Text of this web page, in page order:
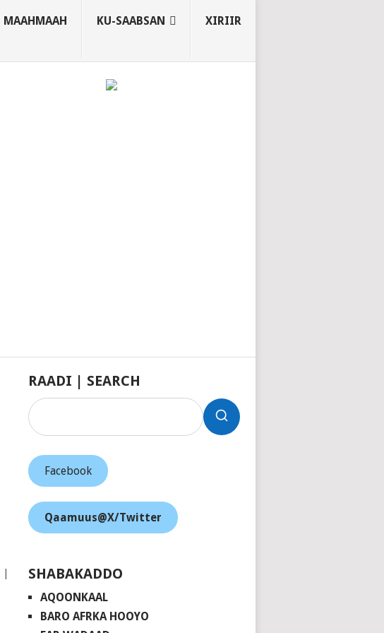
MAAHMAAH KU-SAABSAN XIRIIR
RAADI | SEARCH
Facebook
Qaamuus@X/Twitter
SHABAKADDO
AQOONKAAL
BARO AFRKA HOOYO